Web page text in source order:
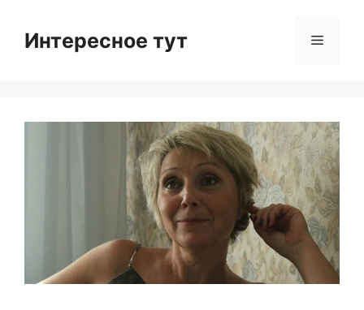
contentИнтересное тут Menu